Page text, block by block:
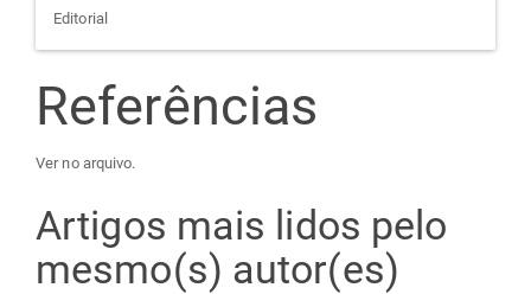
Editorial
Referências
Ver no arquivo.
Artigos mais lidos pelo
mesmo(s) autor(es)